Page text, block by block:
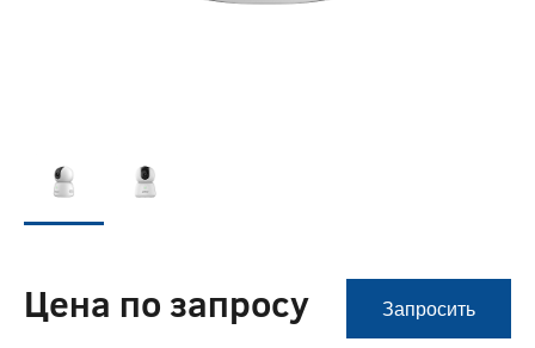
Цена по запросу Запросить